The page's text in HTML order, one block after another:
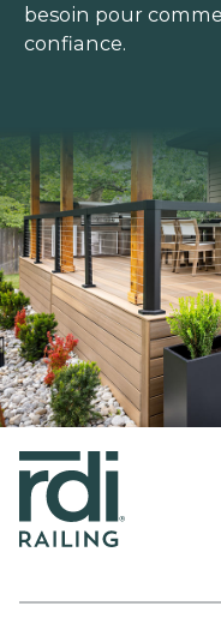
besoin pour
confiance.